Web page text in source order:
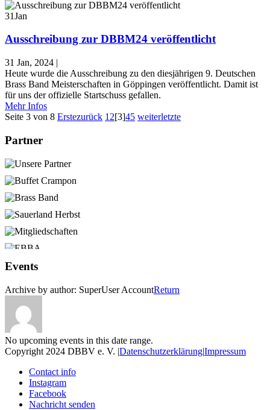
31Jan
Ausschreibung zur DBBM24 veröffentlicht
31 Jan, 2024 |
Heute wurde die Ausschreibung zu den diesjährigen 9. Deutschen
Brass Band Meisterschaften in Göppingen veröffentlicht. Damit ist
für uns der offizielle Startschuss gefallen.
Mehr Infos
Seite 3 von 8 Erstezurück 1 2[3]45 weiterletzte
Partner
Events
Archive by author: SuperUser AccountReturn
No upcoming events in this date range.
Copyright 2024 DBBV e. V. |Datenschutzerklärung|Impressum
Contact info
Instagram
Facebook
Nachricht senden